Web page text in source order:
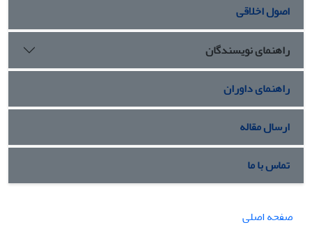
اصول اخلاقی
راهنمای نویسندگان
راهنمای داوران
ارسال مقاله
تماس با ما
صفحه اصلی